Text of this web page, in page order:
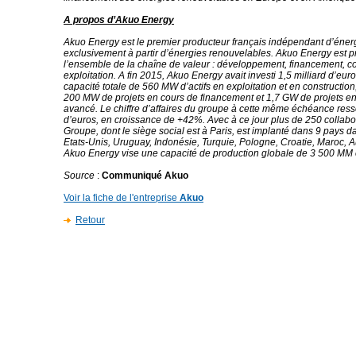
A propos d’Akuo Energy
Akuo Energy est le premier producteur français indépendant
exclusivement à partir d’énergies renouvelables. Akuo Energy est
l’ensemble de la chaîne de valeur : développement, financement,
exploitation. A fin 2015, Akuo Energy avait investi 1,5 milliard
capacité totale de 560 MW d’actifs en exploitation et en
200 MW de projets en cours de financement et 1,7 GW de projets
avancé. Le chiffre d’affaires du groupe à cette même échéance
d’euros, en croissance de +42%. Avec à ce jour plus de 250
Groupe, dont le siège social est à Paris, est implanté dans 9 pays
Etats-Unis, Uruguay, Indonésie, Turquie, Pologne, Croatie, Maroc,
Akuo Energy vise une capacité de production globale de 3 500 MM
Source : Communiqué Akuo
Voir la fiche de l'entreprise Akuo
Retour